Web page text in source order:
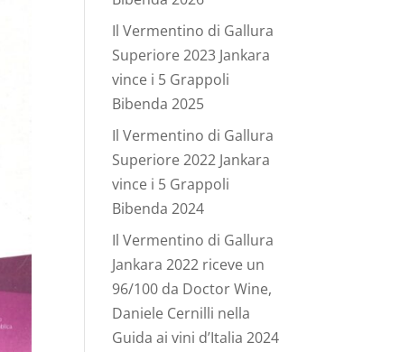
Il Vermentino di Gallura
Superiore 2023 Jankara
vince i 5 Grappoli
Bibenda 2025
Il Vermentino di Gallura
Superiore 2022 Jankara
vince i 5 Grappoli
Bibenda 2024
Il Vermentino di Gallura
Jankara 2022 riceve un
96/100 da Doctor Wine,
Daniele Cernilli nella
Guida ai vini d’Italia 2024